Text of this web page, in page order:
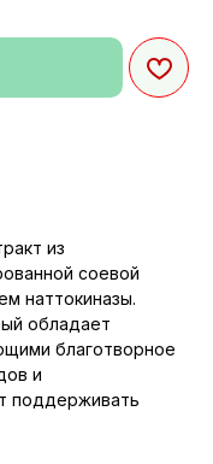
из
соевой
наттокиназы.
обладает
благотворное
и
поддерживать